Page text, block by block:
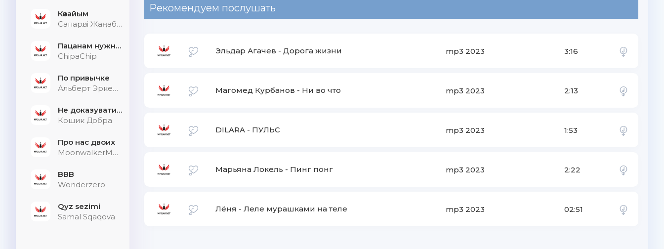
Көзайым
Сапарәлі Жаңабек
Пацанам нужна дыхалка
ChipaChip
По привычке
Альберт Эркенов
Не доказувати тим, хто не слухає
Кошик Добра
Про нас двоих
MoonwalkerMusic
BBB
Wonderzero
Qyz sezimi
Samal Sqaqova
Рекомендуем послушать
Эльдар Агачев - Дорога жизни mp3 2023 3:16
Магомед Курбанов - Ни во что mp3 2023 2:13
DILARA - ПУЛЬС mp3 2023 1:53
Марьяна Локель - Пинг понг mp3 2023 2:22
Лёня - Леле мурашками на теле mp3 2023 02:51